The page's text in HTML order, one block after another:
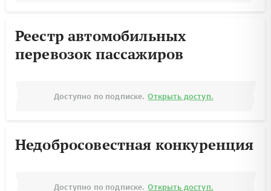
Реестр автомобильных
перевозок пассажиров
Доступно по подписке. Открыть доступ.
Недобросовестная конкуренция
Доступно по подписке. Открыть доступ.